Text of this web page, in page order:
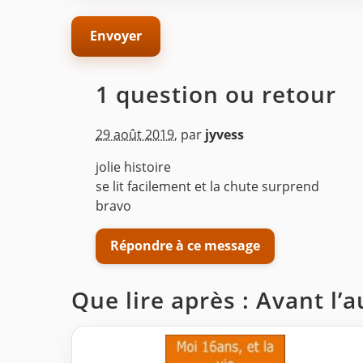
1 question ou retour
29 août 2019, par jyvess
jolie histoire
se lit facilement et la chute surprend
bravo
Répondre à ce message
Que lire après : Avant